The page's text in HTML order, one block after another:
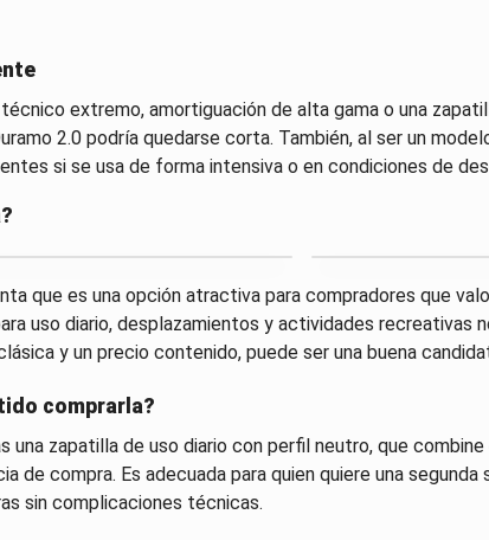
extremo, amortiguación de alta gama o una
2.0 podría quedarse corta. También, al ser un
si se usa de forma intensiva o en condiciones de
que es una opción atractiva para compradores que
uso diario, desplazamientos y actividades recreativas
y un precio contenido, puede ser una buena
comprarla?
una zapatilla de uso diario con perfil neutro, que
de compra. Es adecuada para quien quiere una segunda
sin complicaciones técnicas.